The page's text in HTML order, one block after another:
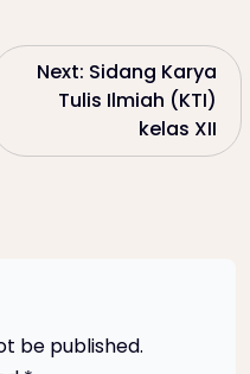
Next: Sidang Karya
Tulis Ilmiah (KTI)
kelas XII
be published.